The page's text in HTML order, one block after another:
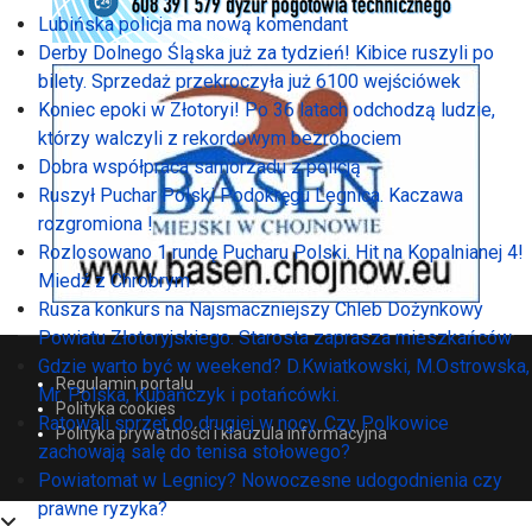
Regulamin portalu
Polityka cookies
Polityka prywatności i klauzula informacyjna
Lubińska policja ma nową komendant
Derby Dolnego Śląska już za tydzień! Kibice ruszyli po
bilety. Sprzedaż przekroczyła już 6100 wejściówek
Koniec epoki w Złotoryi! Po 36 latach odchodzą ludzie,
którzy walczyli z rekordowym bezrobociem
Dobra współpraca samorzadu z policją
Ruszył Puchar Polski Podokręgu Legnica. Kaczawa
rozgromiona !
Rozlosowano 1 rundę Pucharu Polski. Hit na Kopalnianej 4!
Miedź z Chrobrym
Rusza konkurs na Najsmaczniejszy Chleb Dożynkowy
Powiatu Złotoryjskiego. Starosta zaprasza mieszkańców
Gdzie warto być w weekend? D.Kwiatkowski, M.Ostrowska,
Mr. Polska, Kubańczyk i potańcówki.
Ratowali sprzęt do drugiej w nocy. Czy Polkowice
zachowają salę do tenisa stołowego?
Powiatomat w Legnicy? Nowoczesne udogodnienia czy
prawne ryzyka?